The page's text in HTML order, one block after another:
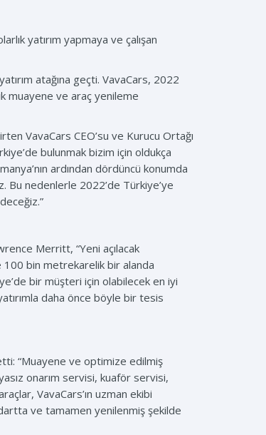
yatırım yapmaya ve çalışan
atağına geçti. VavaCars, 2022
muayene ve araç yenileme
VavaCars CEO’su ve Kurucu Ortağı
bulunmak bizim için oldukça
ardından dördüncü konumda
nedenlerle 2022’de Türkiye’ye
Merritt, “Yeni açılacak
100 bin metrekarelik bir alanda
bir müşteri için olabilecek en iyi
daha önce böyle bir tesis
“Muayene ve optimize edilmiş
onarım servisi, kuaför servisi,
VavaCars’ın uzman ekibi
ve tamamen yenilenmiş şekilde